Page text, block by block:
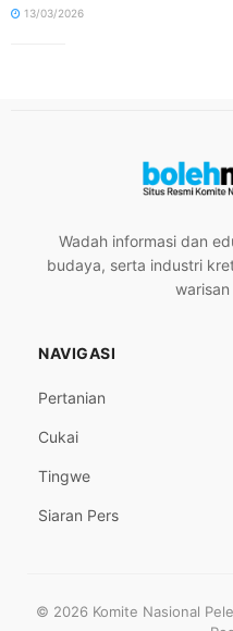
13/03/2026
Wadah informasi dan
budaya, serta industri
NAVIGASI
Pertanian
Cukai
Tingwe
Siaran Pers
© 2026 Komite Nasional